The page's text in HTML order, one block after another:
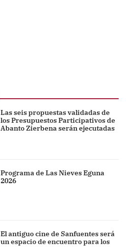
Las seis propuestas validadas de
los Presupuestos Participativos de
Abanto Zierbena serán ejecutadas
Programa de Las Nieves Eguna
2026
El antiguo cine de Sanfuentes será
un espacio de encuentro para los